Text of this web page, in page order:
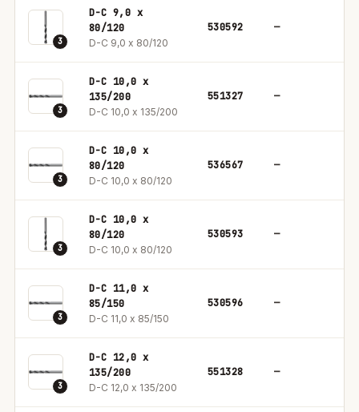
3
D-C 9,0 x
80/120
D-C 9,0 x 80/120
530592 —
3
D-C 10,0 x
135/200
D-C 10,0 x 135/200
551327 —
3
D-C 10,0 x
80/120
D-C 10,0 x 80/120
536567 —
3
D-C 10,0 x
80/120
D-C 10,0 x 80/120
530593 —
3
D-C 11,0 x
85/150
D-C 11,0 x 85/150
530596 —
3
D-C 12,0 x
135/200
D-C 12,0 x 135/200
551328 —